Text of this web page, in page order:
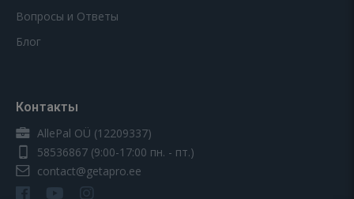
Вопросы и Ответы
Блог
Контакты
AllePal OÜ (12209337)
58536867 (9:00-17:00 пн. - пт.)
contact@getapro.ee